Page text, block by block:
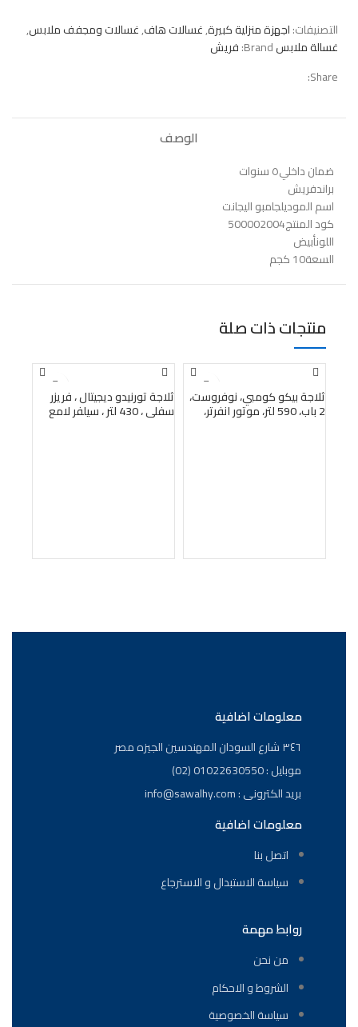
التصنيفات:اجهزة منزلية كبيرة,غسالات هاف,غسالات ومجفف ملابس,
غسالة ملابسBrand: فريش
Share:
الوصف
ضمان داخلي٥ سنوات
براندفريش
اسم الموديلجامبو اليجانت
كود المنتج500002004
اللونأبيض
السعة10 كجم
منتجات ذات صلة
ثلاجة بيكو كومبي، نوفروست،
2 باب، 590 لتر، موتور انفرتر،
ثلاجة تورنيدو ديجيتال ، فريزر
سفلي ، 430 لتر ، سيلفر لامع
RF-452BVT-SLS
معلومات اضافية
٣٤٦ شارع السودان المهندسين الجيزه مصر
موبايل : 01022630550 (02)
بريد الكترونى : info@sawalhy.com
معلومات اضافية
اتصل بنا
سياسة الاستبدال و الاسترجاع
روابط مهمة
من نحن
الشروط و الاحكام
سياسة الخصوصية